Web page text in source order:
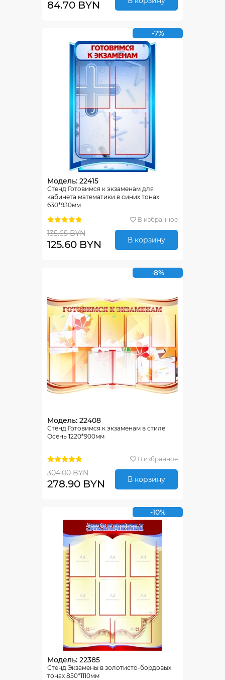
84.70 BYN
-7%
Модель: 22415
Стенд Готовимся к экзаменам для
кабинета математики в синих тонах
630*930мм
В избранное
135.65 BYN
125.60 BYN В корзину
-8%
Модель: 22408
Стенд Готовимся к экзаменам в стиле
Осень 1220*900мм
В избранное
304.00 BYN
278.90 BYN В корзину
-10%
Модель: 22385
Стенд Экзамены в золотисто-бордовых
тонах 850*1110мм